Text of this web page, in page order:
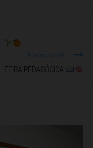
Próximo post
FEIRA PEDAGÓGICA